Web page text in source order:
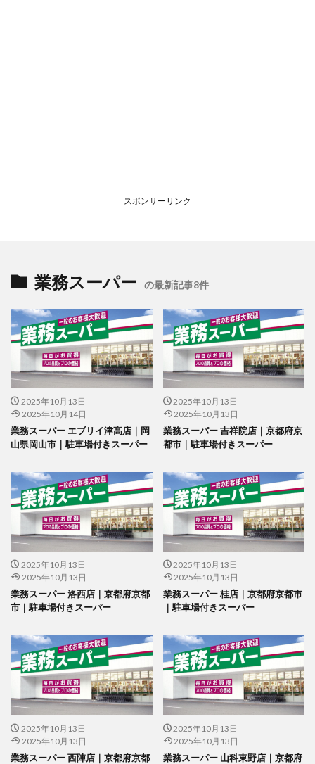
スポンサーリンク
業務スーパー の最新記事8件
2025年10月13日
2025年10月14日
業務スーパー エブリイ津高店｜岡
山県岡山市｜駐車場付きスーパー
2025年10月13日
2025年10月13日
業務スーパー 吉祥院店｜京都府京
都市｜駐車場付きスーパー
2025年10月13日
2025年10月13日
業務スーパー 洛西店｜京都府京都
市｜駐車場付きスーパー
2025年10月13日
2025年10月13日
業務スーパー 桂店｜京都府京都市
｜駐車場付きスーパー
2025年10月13日
2025年10月13日
業務スーパー 西陣店｜京都府京都
2025年10月13日
2025年10月13日
業務スーパー 山科東野店｜京都府